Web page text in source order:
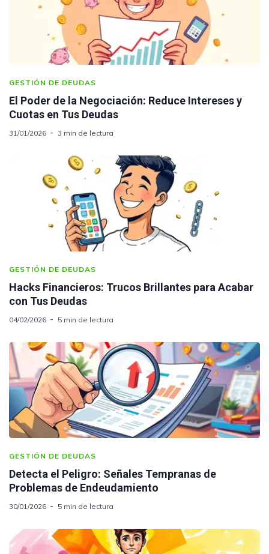
GESTIÓN DE DEUDAS
El Poder de la Negociación: Reduce Intereses y
Cuotas en Tus Deudas
31/01/2026 3 min de lectura
GESTIÓN DE DEUDAS
Hacks Financieros: Trucos Brillantes para Acabar
con Tus Deudas
04/02/2026 5 min de lectura
GESTIÓN DE DEUDAS
Detecta el Peligro: Señales Tempranas de
Problemas de Endeudamiento
30/01/2026 5 min de lectura